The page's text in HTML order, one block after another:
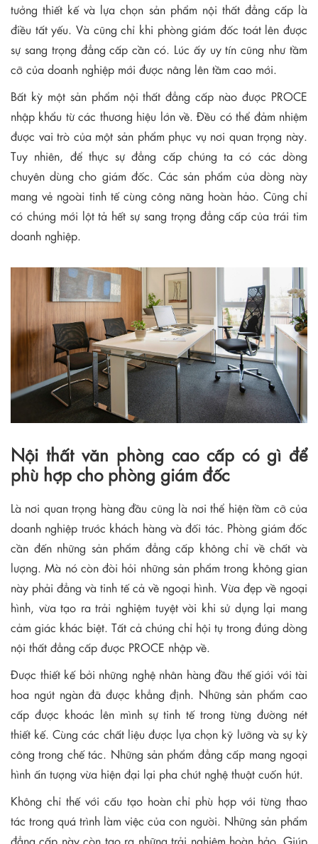
tưởng thiết kế và lựa chọn sản phẩm nội thất đẳng cấp là
điều tất yếu. Và cũng chỉ khi phòng giám đốc toát lên được
sự sang trọng đẳng cấp cần có. Lúc ấy uy tín cũng như tầm
cỡ của doanh nghiệp mới được nâng lên tầm cao mới.
Bất kỳ một sản phẩm nội thất đẳng cấp nào được PROCE
nhập khẩu từ các thương hiệu lớn về. Đều có thể đảm nhiệm
được vai trò của một sản phẩm phục vụ nơi quan trọng này.
Tuy nhiên, để thực sự đẳng cấp chúng ta có các dòng
chuyên dùng cho giám đốc. Các sản phẩm của dòng này
mang vẻ ngoài tinh tế cùng công năng hoàn hảo. Cũng chỉ
có chúng mới lột tả hết sự sang trọng đẳng cấp của trái tim
doanh nghiệp.
Nội thất văn phòng cao cấp có gì để
phù hợp cho phòng giám đốc
Là nơi quan trọng hàng đầu cũng là nơi thể hiện tầm cỡ của
doanh nghiệp trước khách hàng và đối tác. Phòng giám đốc
cần đến những sản phẩm đẳng cấp không chỉ về chất và
lượng. Mà nó còn đòi hỏi những sản phẩm trong không gian
này phải đẳng và tinh tế cả về ngoại hình. Vừa đẹp về ngoại
hình, vừa tạo ra trải nghiệm tuyệt vời khi sử dụng lại mang
cảm giác khác biệt. Tất cả chúng chỉ hội tụ trong đúng dòng
nội thất đẳng cấp được PROCE nhập về.
Được thiết kế bởi những nghệ nhân hàng đầu thế giới với tài
hoa ngút ngàn đã được khẳng định. Những sản phẩm cao
cấp được khoác lên mình sự tinh tế trong từng đường nét
thiết kế. Cùng các chất liệu được lựa chọn kỹ lưỡng và sự kỳ
công trong chế tác. Những sản phẩm đẳng cấp mang ngoại
hình ấn tượng vừa hiện đại lại pha chút nghệ thuật cuốn hút.
Không chỉ thế với cấu tạo hoàn chỉ phù hợp với từng thao
tác trong quá trình làm việc của con người. Những sản phẩm
đẳng cấp này còn tạo ra những trải nghiệm hoàn hảo. Giúp